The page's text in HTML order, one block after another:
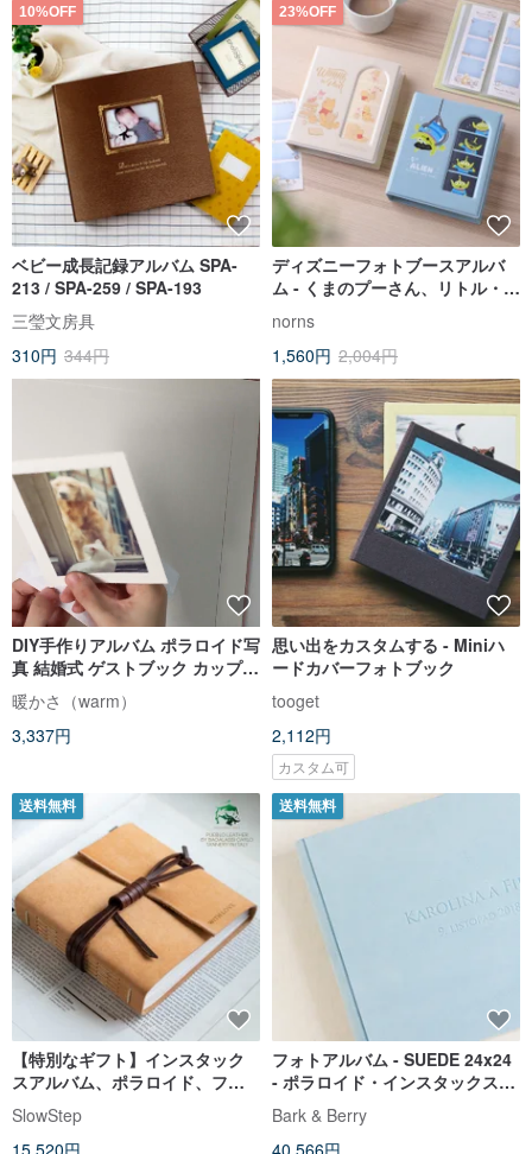
10%OFF
ベビー成長記録アルバム SPA-
213 / SPA-259 / SPA-193
三瑩文房具
310円 344円
23%OFF
ディズニーフォトブースアルバ
ム - くまのプーさん、リトル・グ
ト収納アルバム
norns
1,560円 2,004円
DIY手作りアルバム ポラロイド写
真 結婚式 ゲストブック カップル
3インチ 4インチ 5インチ
暖かさ（warm）
3,337円
思い出をカスタムする - Miniハ
ードカバーフォトブック
tooget
2,112円
カスタム可
送料無料
【特別なギフト】インスタック
スアルバム、ポラロイド、フォ
トアルバム
SlowStep
15,520円
送料無料
フォトアルバム - SUEDE 24x24
- ポラロイド・インスタックス・
ヴィンテージ・カスタム・ウェ
ディング・ゲストブック
Bark & Berry
40,566円